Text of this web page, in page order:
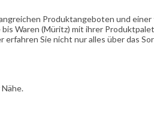
Produktangeboten und
Waren (Müritz) mit ihrer
Sie nicht nur alles über das